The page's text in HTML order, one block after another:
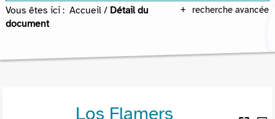
recherche avancée
Vous êtes ici : Accueil / Détail du
document
Lien
Los Flamers